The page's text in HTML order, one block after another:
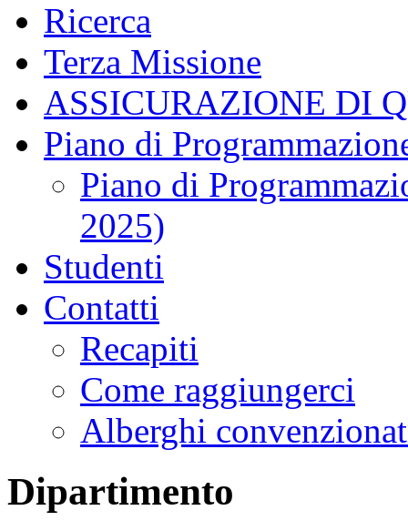
Ricerca
Terza Missione
ASSICURAZIONE DI
Piano di
Piano di
2025)
Studenti
Contatti
Recapiti
Come raggiungerci
Alberghi
Dipartimento